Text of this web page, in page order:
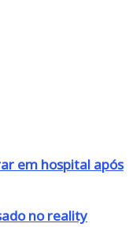
em hospital após
no reality